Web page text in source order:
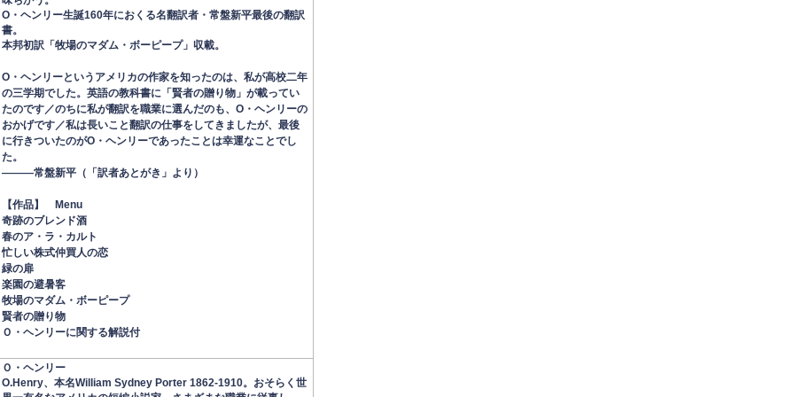
O・ヘンリー生誕160年におくる名翻訳者・常盤新平最後の翻訳
書。
本邦初訳「牧場のマダム・ボーピープ」収載。
O・ヘンリーというアメリカの作家を知ったのは、私が高校二年
の三学期でした。英語の教科書に「賢者の贈り物」が載ってい
たのです／のちに私が翻訳を職業に選んだのも、O・ヘンリーの
おかげです／私は長いこと翻訳の仕事をしてきましたが、最後
に行きついたのがO・ヘンリーであったことは幸運なことでし
た。
―――常盤新平（「訳者あとがき」より）
【作品】 Menu
奇跡のブレンド酒
春のア・ラ・カルト
忙しい株式仲買人の恋
緑の扉
楽園の避暑客
牧場のマダム・ボーピープ
賢者の贈り物
Ｏ・ヘンリーに関する解説付
Ｏ・ヘンリー
O.Henry、本名William Sydney Porter 1862-1910。おそらく世